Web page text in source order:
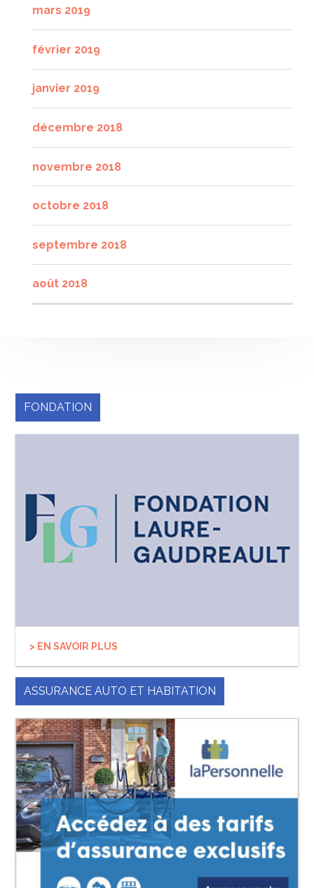
mars 2019
février 2019
janvier 2019
décembre 2018
novembre 2018
octobre 2018
septembre 2018
août 2018
FONDATION
> EN SAVOIR PLUS
ASSURANCE AUTO ET HABITATION